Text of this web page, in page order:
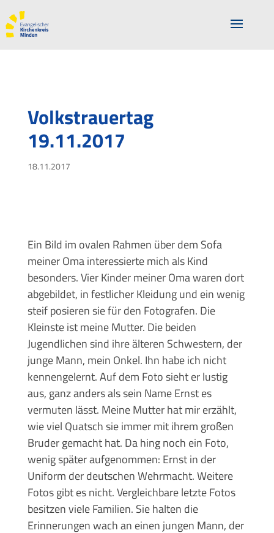
Volkstrauertag
19.11.2017
18.11.2017
Ein Bild im ovalen Rahmen über dem Sofa
meiner Oma interessierte mich als Kind
besonders. Vier Kinder meiner Oma waren dort
abgebildet, in festlicher Kleidung und ein wenig
steif posieren sie für den Fotografen. Die
Kleinste ist meine Mutter. Die beiden
Jugendlichen sind ihre älteren Schwestern, der
junge Mann, mein Onkel. Ihn habe ich nicht
kennengelernt. Auf dem Foto sieht er lustig
aus, ganz anders als sein Name Ernst es
vermuten lässt. Meine Mutter hat mir erzählt,
wie viel Quatsch sie immer mit ihrem großen
Bruder gemacht hat. Da hing noch ein Foto,
wenig später aufgenommen: Ernst in der
Uniform der deutschen Wehrmacht. Weitere
Fotos gibt es nicht. Vergleichbare letzte Fotos
besitzen viele Familien. Sie halten die
Erinnerungen wach an einen jungen Mann, der